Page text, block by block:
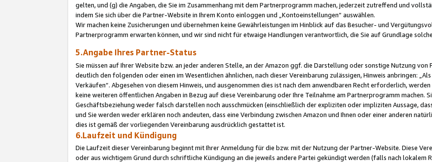
gelten, und (g) die Angaben, die Sie im Zusammenhang mit dem Partnerprogramm machen, jederzeit zutreffend und
indem Sie sich über die Partner-Website in Ihrem Konto einloggen und „Kontoeinstellungen“ auswählen.
Wir machen keine Zusicherungen und übernehmen keine Gewährleistungen im Hinblick auf das Besucher- und
Partnerprogramm erwarten können, und wir sind nicht für etwaige Handlungen verantwortlich, die Sie auf Grundlage
5.Angabe Ihres Partner-Status
Sie müssen auf Ihrer Website bzw. an jeder anderen Stelle, an der Amazon ggf. die Darstellung oder sonstige Nutzung
deutlich den folgenden oder einen im Wesentlichen ähnlichen, nach dieser Vereinbarung zulässigen, Hinweis anbringen:
Verkäufen“. Abgesehen von diesem Hinweis, und ausgenommen dies ist nach dem anwendbaren Recht erforderlich,
keine weiteren öffentlichen Angaben in Bezug auf diese Vereinbarung oder Ihre Teilnahme am Partnerprogramm machen.
Geschäftsbeziehung weder falsch darstellen noch ausschmücken (einschließlich der expliziten oder impliziten Aussage,
und Sie werden weder erklären noch andeuten, dass eine Verbindung zwischen Amazon und Ihnen oder einer anderen
dies ist gemäß der vorliegenden Vereinbarung ausdrücklich gestattet ist.
6.Laufzeit und Kündigung
Die Laufzeit dieser Vereinbarung beginnt mit Ihrer Anmeldung für die bzw. mit der Nutzung der Partner-Website. Diese
oder aus wichtigem Grund durch schriftliche Kündigung an die jeweils andere Partei gekündigt werden (falls nach lokalem